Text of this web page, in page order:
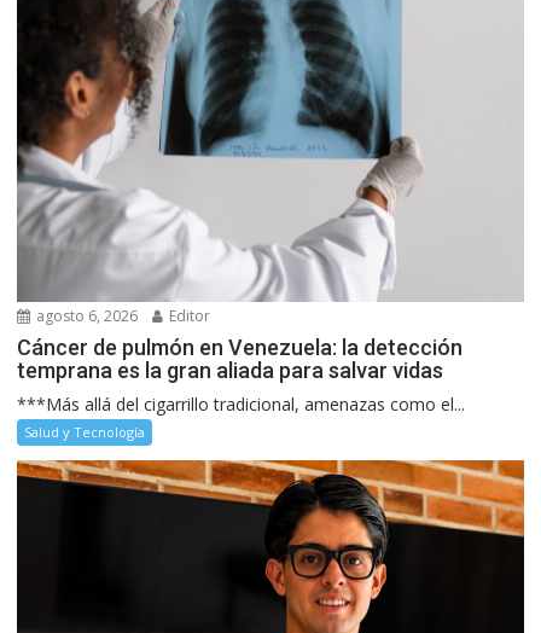
agosto 6, 2026 Editor
Cáncer de pulmón en Venezuela: la detección
temprana es la gran aliada para salvar vidas
***Más allá del cigarrillo tradicional, amenazas como el...
Salud y Tecnología